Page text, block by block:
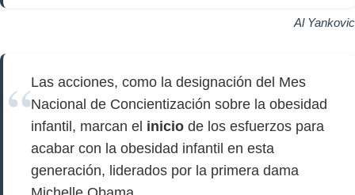
Al Yankovic
Las acciones, como la designación del Mes
Nacional de Concientización sobre la obesidad
infantil, marcan el inicio de los esfuerzos para
acabar con la obesidad infantil en esta
generación, liderados por la primera dama